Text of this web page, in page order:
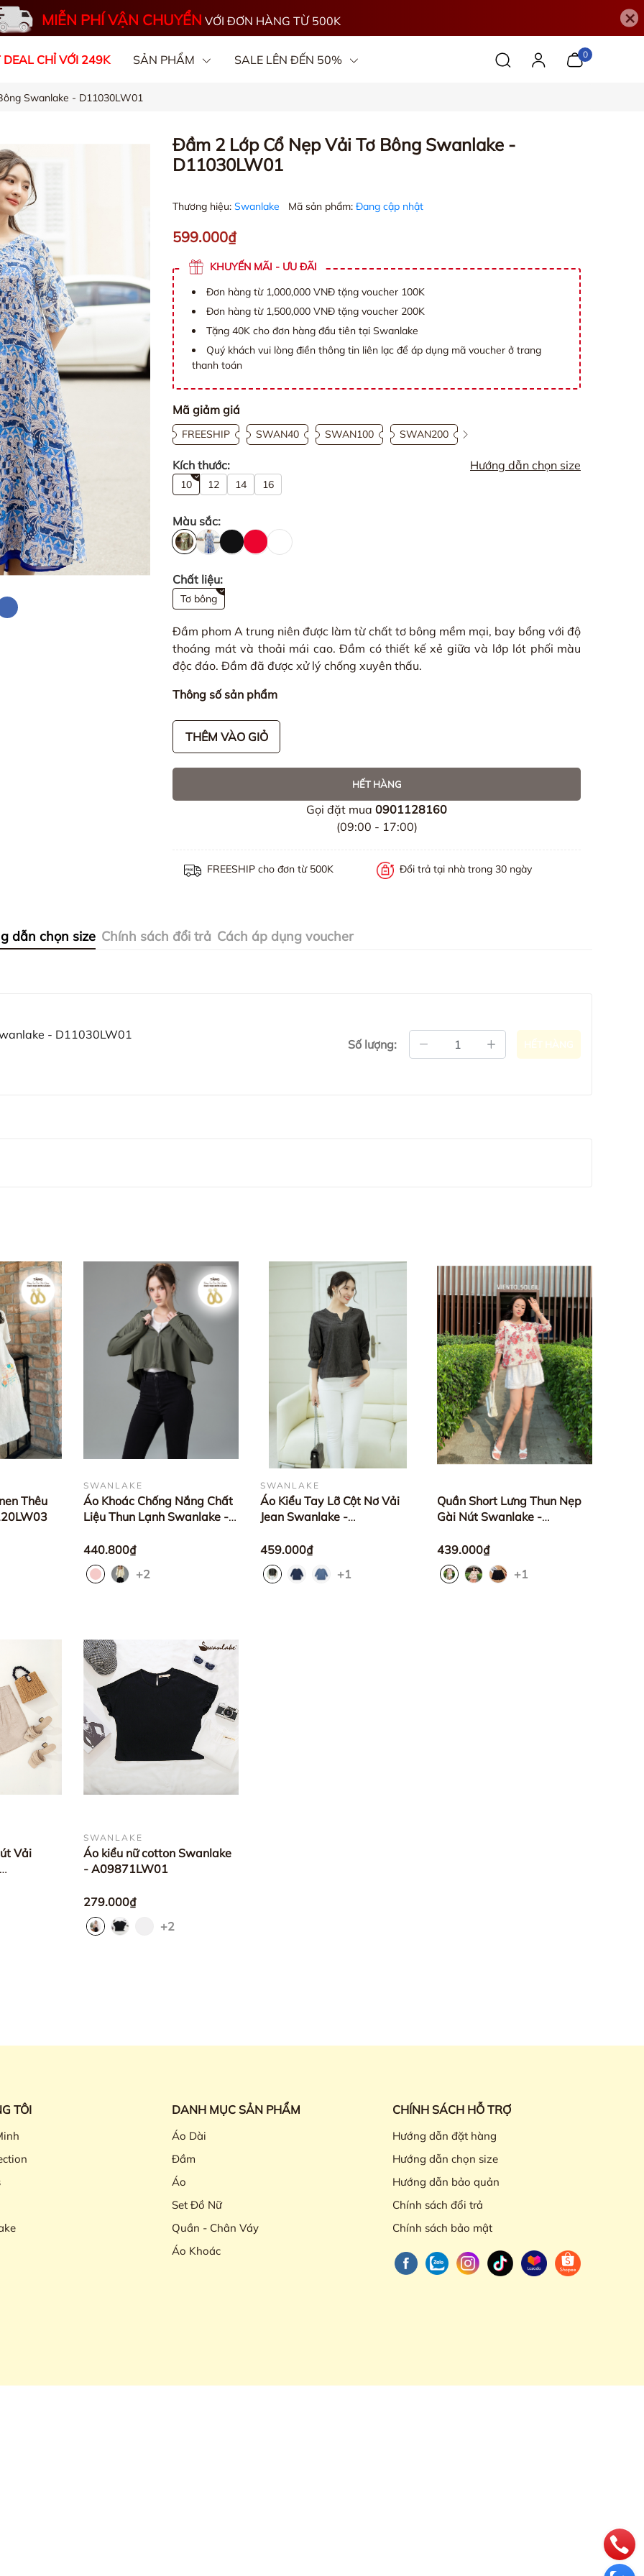
MIỄN PHÍ VẬN CHUYỂN VỚI ĐƠN HÀNG TỪ 500K ×
DEAL CHỈ VỚI 249K SẢN PHẨM SALE LÊN ĐẾN 50% 0
Swanlake - D11030LW01
Đầm 2 Lớp Cổ Nẹp Vải Tơ Bông Swanlake -
D11030LW01
Thương hiệu: Swanlake Mã sản phẩm: Đang cập nhật
599.000₫
KHUYẾN MÃI - ƯU ĐÃI
Đơn hàng từ 1,000,000 VNĐ tặng voucher 100K
Đơn hàng từ 1,500,000 VNĐ tặng voucher 200K
Tặng 40K cho đơn hàng đầu tiên tại Swanlake
Quý khách vui lòng điền thông tin liên lạc để áp dụng mã voucher ở trang
thanh toán
Mã giảm giá
FREESHIP SWAN40 SWAN100 SWAN200
Kích thước: Hướng dẫn chọn size
10 12 14 16
Màu sắc:
Chất liệu:
Tơ bông
Đầm phom A trung niên được làm từ chất tơ bông mềm mại, bay bổng với độ
thoáng mát và thoải mái cao. Đầm có thiết kế xẻ giữa và lớp lót phối màu
độc đáo. Đầm đã được xử lý chống xuyên thấu.
Thông số sản phẩm
THÊM VÀO GIỎ
HẾT HÀNG
Gọi đặt mua 0901128160
(09:00 - 17:00)
FREESHIP cho đơn từ 500K Đổi trả tại nhà trong 30 ngày
dẫn chọn size Chính sách đổi trả Cách áp dụng voucher
- D11030LW01
Số lượng: HẾT HÀNG
Thêu
SWANLAKE
Áo Khoác Chống Nắng Chất
Liệu Thun Lạnh Swanlake -
440.800₫
+2
SWANLAKE
Áo Kiểu Tay Lỡ Cột Nơ Vải
Jean Swanlake -
459.000₫
+1
Quần Short Lưng Thun Nẹp
Gài Nút Swanlake -
439.000₫
+1
Vải
SWANLAKE
Áo kiểu nữ cotton Swanlake
- A09871LW01
279.000₫
+2
TÔI DANH MỤC SẢN PHẨM
Áo Dài
Đầm
Áo
Set Đồ Nữ
Quần - Chân Váy
Áo Khoác
CHÍNH SÁCH HỖ TRỢ
Hướng dẫn đặt hàng
Hướng dẫn chọn size
Hướng dẫn bảo quản
Chính sách đổi trả
Chính sách bảo mật